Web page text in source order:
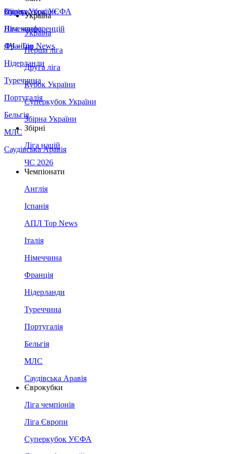
Збірна України
Італія
Німеччина
Франція
Нідерланди
Туреччина
Португалія
Бельгія
МЛС
Саудівська Аравія
Суперкубок УЄФА
Ліга конференцій
ЛЧ - Top News
Україна
Україна
Перша ліга
Друга ліга
Кубок України
Суперкубок України
Збірна України
Збірні
Ліга націй
ЧС 2026
Чемпіонати
Англія
Іспанія
АПЛ Top News
Італія
Німеччина
Франція
Нідерланди
Туреччина
Португалія
Бельгія
МЛС
Саудівська Аравія
Єврокубки
Ліга чемпіонів
Ліга Європи
Суперкубок УЄФА